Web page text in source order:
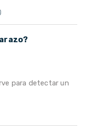
para detectar un